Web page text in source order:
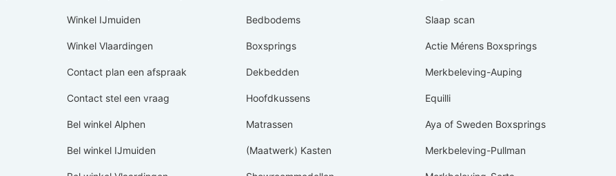
Winkel IJmuiden
Winkel Vlaardingen
Contact plan een afspraak
Contact stel een vraag
Bel winkel Alphen
Bel winkel IJmuiden
Bedbodems
Boxsprings
Dekbedden
Hoofdkussens
Matrassen
(Maatwerk) Kasten
Slaap scan
Actie Mérens Boxsprings
Merkbeleving-Auping
Equilli
Aya of Sweden Boxsprings
Merkbeleving-Pullman